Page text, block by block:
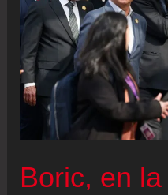
vivo
|
Comienza
la
votación
de
chilenos
Boric, en